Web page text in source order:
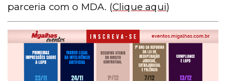
parceria com o MDA. (Clique aqui)